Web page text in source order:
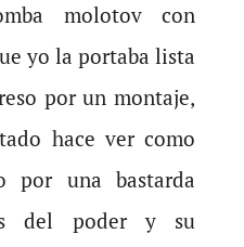
molotov con
yo la portaba lista
por un montaje,
hace ver como
por una bastarda
del poder y su